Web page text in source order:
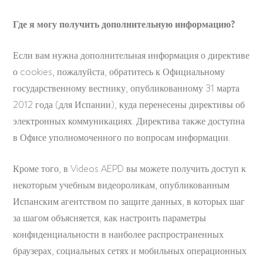
Где я могу получить дополнительную информацию?
Если вам нужна дополнительная информация о директиве
о cookies, пожалуйста, обратитесь к Официальному
государственному вестнику, опубликованному 31 марта
2012 года (для Испании), куда перенесены директивы об
электронных коммуникациях. Директива также доступна
в Офисе уполномоченного по вопросам информации.
Кроме того, в Videos AEPD вы можете получить доступ к
некоторым учебным видеороликам, опубликованным
Испанским агентством по защите данных, в которых шаг
за шагом объясняется, как настроить параметры
конфиденциальности в наиболее распространенных
браузерах, социальных сетях и мобильных операционных